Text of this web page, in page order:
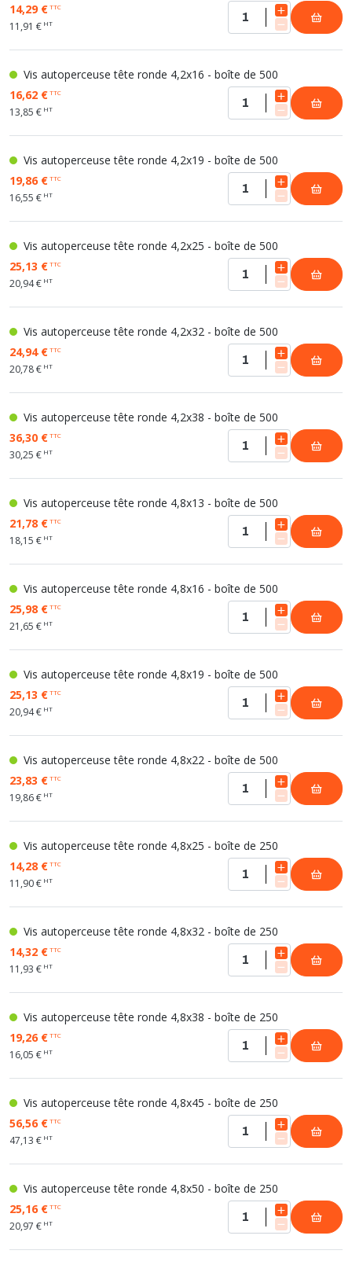
14,29 €TTC
11,91 € HT
Vis autoperceuse tête ronde 4,2x16 - boîte de 500
16,62 €TTC
13,85 € HT
Vis autoperceuse tête ronde 4,2x19 - boîte de 500
19,86 €TTC
16,55 € HT
Vis autoperceuse tête ronde 4,2x25 - boîte de 500
25,13 €TTC
20,94 € HT
Vis autoperceuse tête ronde 4,2x32 - boîte de 500
24,94 €TTC
20,78 € HT
Vis autoperceuse tête ronde 4,2x38 - boîte de 500
36,30 €TTC
30,25 € HT
Vis autoperceuse tête ronde 4,8x13 - boîte de 500
21,78 €TTC
18,15 € HT
Vis autoperceuse tête ronde 4,8x16 - boîte de 500
25,98 €TTC
21,65 € HT
Vis autoperceuse tête ronde 4,8x19 - boîte de 500
25,13 €TTC
20,94 € HT
Vis autoperceuse tête ronde 4,8x22 - boîte de 500
23,83 €TTC
19,86 € HT
Vis autoperceuse tête ronde 4,8x25 - boîte de 250
14,28 €TTC
11,90 € HT
Vis autoperceuse tête ronde 4,8x32 - boîte de 250
14,32 €TTC
11,93 € HT
Vis autoperceuse tête ronde 4,8x38 - boîte de 250
19,26 €TTC
16,05 € HT
Vis autoperceuse tête ronde 4,8x45 - boîte de 250
56,56 €TTC
47,13 € HT
Vis autoperceuse tête ronde 4,8x50 - boîte de 250
25,16 €TTC
20,97 € HT